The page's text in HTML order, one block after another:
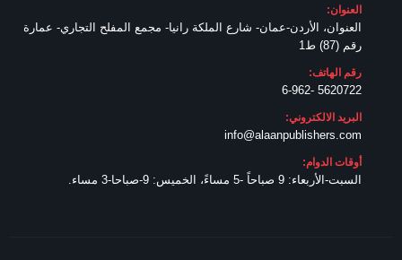
العنوان:
العنوان، الأردن-عمان- شارع الملكة رانيا- مجمع المفلح التجاري- عمارة
رقم (87) ط1
رقم الهاتف:
5620722 -6-962
البريد الالكتروني:
info@alaanpublishers.com
أوقات الدوام:
السبت-الأربعاء: 9 صباحاً -5 مساءً، الخميس: 9-صباحا-3 مساء.